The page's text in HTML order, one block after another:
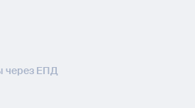
через ЕПД